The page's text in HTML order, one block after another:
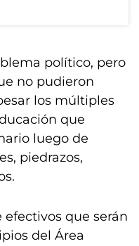
político, pero
no pudieron
los múltiples
que
luego de
piedrazos,
que serán
del Área